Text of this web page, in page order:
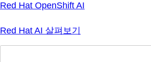
Red Hat OpenShift AI
Red Hat AI 살펴보기